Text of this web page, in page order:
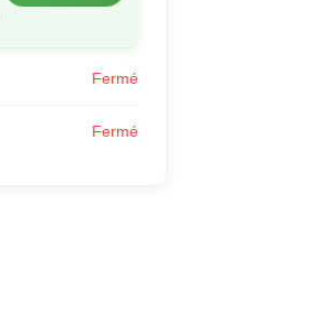
Fermé
Fermé